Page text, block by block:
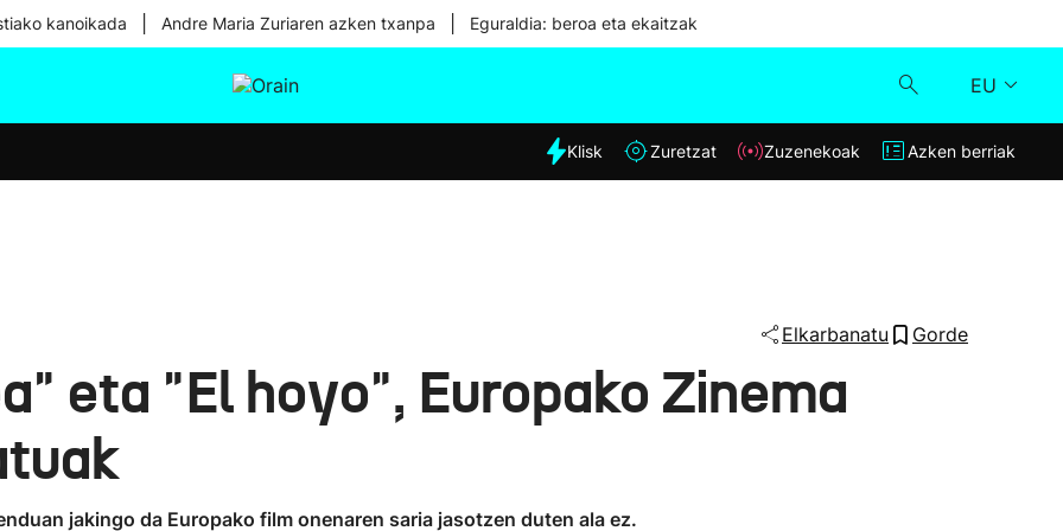
kanoikada Andre Maria Zuriaren azken txanpa Eguraldia: beroa eta ekaitzak
EU
Eguraldia
Klisk
Klisk Zuretzat Zuzenekoak Azken berriak
Elkarbanatu Gorde
eta "El hoyo", Europako Zinema
jakingo da Europako film onenaren saria jasotzen duten ala ez.